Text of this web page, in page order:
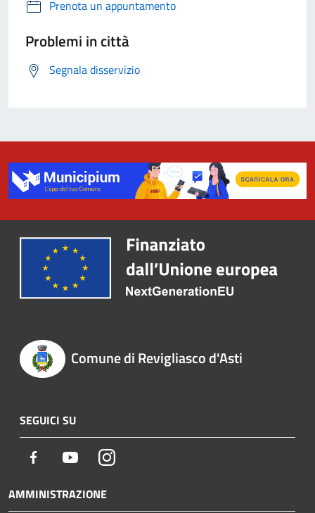
Prenota un appuntamento
Problemi in città
Segnala disservizio
Comune di Revigliasco d'Asti
SEGUICI SU
Facebook YoutubeInstagram
AMMINISTRAZIONE